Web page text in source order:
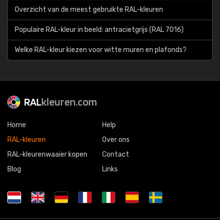
Overzicht van de meest gebruikte RAL-kleuren
Populaire RAL-kleur in beeld: antracietgrijs (RAL 7016)
Welke RAL-kleur kiezen voor witte muren en plafonds?
RALkleuren.com
Home
RAL-kleuren
RAL-kleurenwaaier kopen
Blog
Help
Over ons
Contact
Links